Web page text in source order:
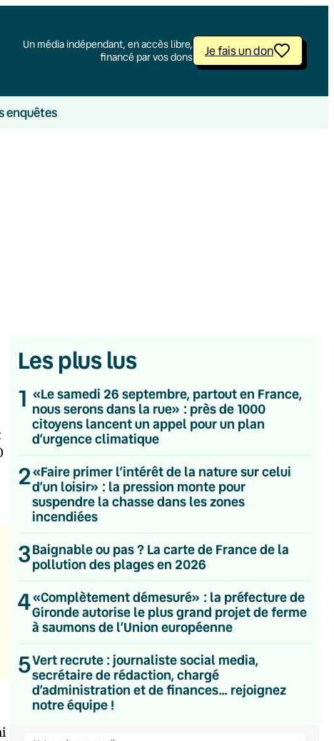
Un média indépendant, en accès libre,
financé par vos dons
Je fais un don
enquêtes
Les plus lus
1 «Le samedi 26 septembre, partout en France,
nous serons dans la rue» : près de 1000
citoyens lancent un appel pour un plan
d’urgence climatique
2«Faire primer l’intérêt de la nature sur celui
d’un loisir» : la pression monte pour
suspendre la chasse dans les zones
incendiées
3Baignable ou pas ? La carte de France de la
pollution des plages en 2026
4«Complètement démesuré» : la préfecture de
Gironde autorise le plus grand projet de ferme
à saumons de l’Union européenne
5Vert recrute : journaliste social media,
secrétaire de rédaction, chargé
d’administration et de finances… rejoignez
notre équipe !
💌 Inscrivez-vous à nos newsletters
Quotidienne
Du lundi au vendredi
Hebdomadaire
Le samedi
Chaleurs Actuelles
Une fois par mois
C’était Mieux Après